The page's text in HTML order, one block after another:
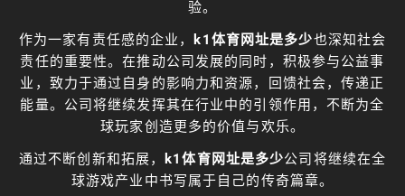
验。
作为一家有责任感的企业，
k1体育网址是多少也深知社会
责任的重要性。在推动公司发展的同时，积极参与公益事
业，致力于通过自身的影响力和资源，回馈社会，传递正
能量。公司将继续发挥其在行业中的引领作用，不断为全
球玩家创造更多的价值与欢乐。
通过不断创新和拓展，
k1体育网址是多少公司将继续在全
球游戏产业中书写属于自己的传奇篇章。